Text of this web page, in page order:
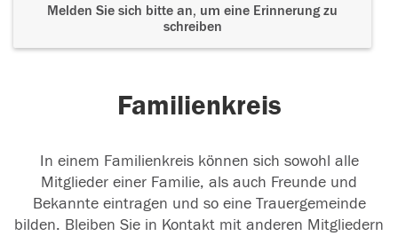
Melden Sie sich bitte an, um eine Erinnerung zu
schreiben
Familienkreis
In einem Familienkreis können sich sowohl alle
Mitglieder einer Familie, als auch Freunde und
Bekannte eintragen und so eine Trauergemeinde
bilden. Bleiben Sie in Kontakt mit anderen Mitgliedern